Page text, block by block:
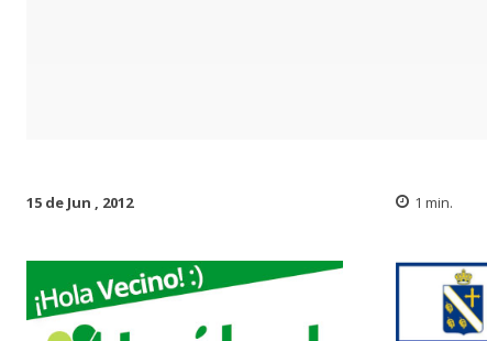
15 de Jun , 2012 1 min.